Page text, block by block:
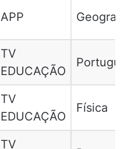
APP
TV
EDUCAÇÃO
TV
EDUCAÇÃO
Física
TV